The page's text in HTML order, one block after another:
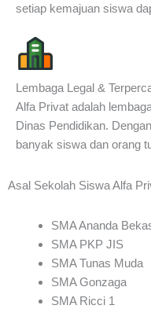
setiap kemajuan siswa
Lembaga Legal &
Alfa Privat adalah
Dinas Pendidikan.
banyak siswa dan orang
Asal Sekolah Siswa Alfa
SMA Ananda
SMA PKP JIS
SMA Tunas Muda
SMA Gonzaga
SMA Ricci 1